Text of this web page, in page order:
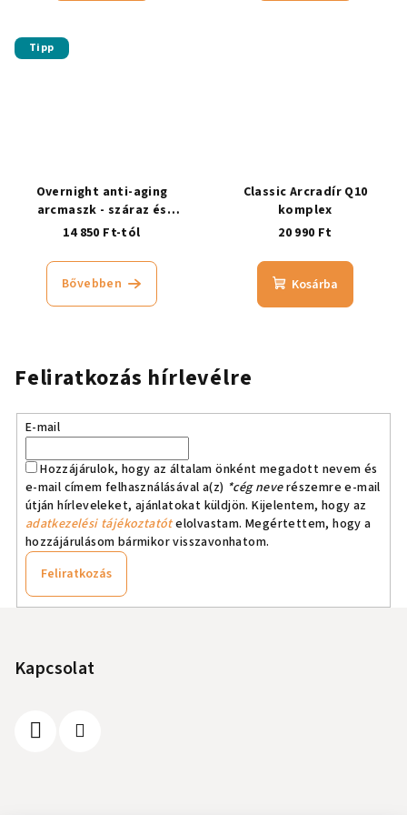
Tipp
Overnight anti-aging
arcmaszk - száraz és
érzékeny bőrre
14 850 Ft-tól
Bővebben
Classic Arcradír Q10
komplex
20 990 Ft
Kosárba
Feliratkozás hírlevélre
E-mail
Hozzájárulok, hogy az általam önként megadott nevem és
e-mail címem felhasználásával a(z) *cég neverészemre e-mail
útján hírleveleket, ajánlatokat küldjön. Kijelentem, hogy az
adatkezelési tájékoztatótelolvastam. Megértettem, hogy a
hozzájárulásom bármikor visszavonhatom.
Feliratkozás
Kapcsolat